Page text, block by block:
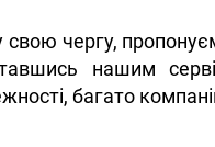
чергу,
нашим
багато